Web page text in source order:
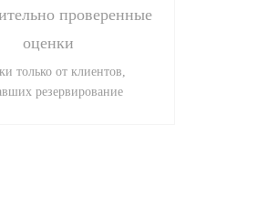
проверенные
оценки
только от клиентов,
резервирование